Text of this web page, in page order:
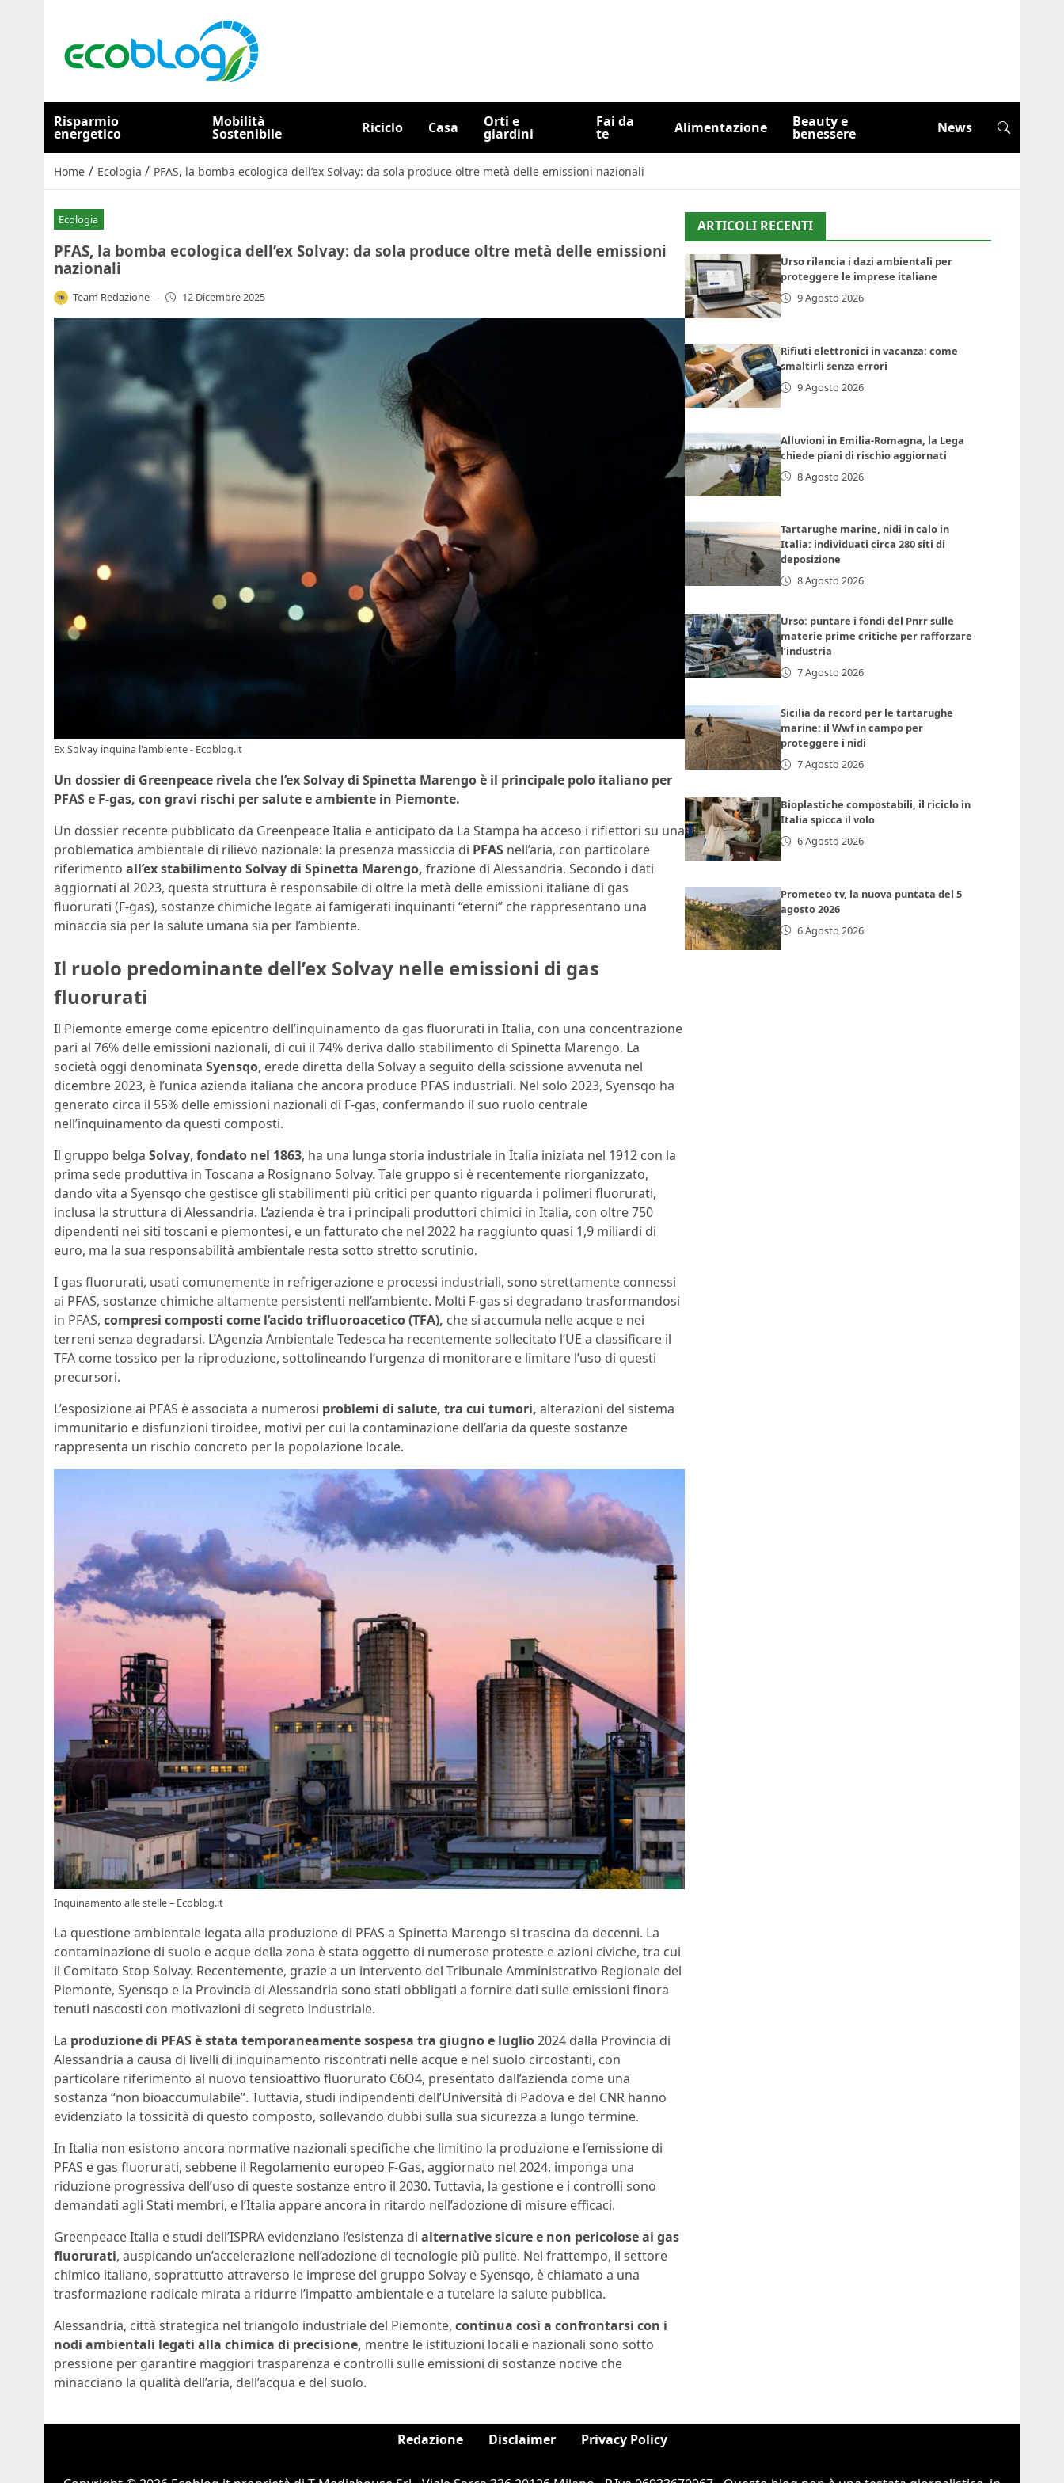
Risparmio
energetico
Mobilità
Sostenibile Riciclo Casa Orti e
giardini
Fai da
te Alimentazione Beauty e
benessere News
Home / Ecologia / PFAS, la bomba ecologica dell’ex Solvay: da sola produce oltre metà delle emissioni nazionali
Ecologia
PFAS, la bomba ecologica dell’ex Solvay: da sola produce oltre metà delle emissioni
nazionali
Team Redazione - 12 Dicembre 2025
Ex Solvay inquina l'ambiente - Ecoblog.it
Un dossier di Greenpeace rivela che l’ex Solvay di Spinetta Marengo è il principale polo italiano per
PFAS e F-gas, con gravi rischi per salute e ambiente in Piemonte.
Un dossier recente pubblicato da Greenpeace Italia e anticipato da La Stampa ha acceso i riflettori su una
problematica ambientale di rilievo nazionale: la presenza massiccia di PFAS nell’aria, con particolare
riferimento all’ex stabilimento Solvay di Spinetta Marengo, frazione di Alessandria. Secondo i dati
aggiornati al 2023, questa struttura è responsabile di oltre la metà delle emissioni italiane di gas
fluorurati (F-gas), sostanze chimiche legate ai famigerati inquinanti “eterni” che rappresentano una
minaccia sia per la salute umana sia per l’ambiente.
Il ruolo predominante dell’ex Solvay nelle emissioni di gas
fluorurati
Il Piemonte emerge come epicentro dell’inquinamento da gas fluorurati in Italia, con una concentrazione
pari al 76% delle emissioni nazionali, di cui il 74% deriva dallo stabilimento di Spinetta Marengo. La
società oggi denominata Syensqo, erede diretta della Solvay a seguito della scissione avvenuta nel
dicembre 2023, è l’unica azienda italiana che ancora produce PFAS industriali. Nel solo 2023, Syensqo ha
generato circa il 55% delle emissioni nazionali di F-gas, confermando il suo ruolo centrale
nell’inquinamento da questi composti.
Il gruppo belga Solvay, fondato nel 1863, ha una lunga storia industriale in Italia iniziata nel 1912 con la
prima sede produttiva in Toscana a Rosignano Solvay. Tale gruppo si è recentemente riorganizzato,
dando vita a Syensqo che gestisce gli stabilimenti più critici per quanto riguarda i polimeri fluorurati,
inclusa la struttura di Alessandria. L’azienda è tra i principali produttori chimici in Italia, con oltre 750
dipendenti nei siti toscani e piemontesi, e un fatturato che nel 2022 ha raggiunto quasi 1,9 miliardi di
euro, ma la sua responsabilità ambientale resta sotto stretto scrutinio.
I gas fluorurati, usati comunemente in refrigerazione e processi industriali, sono strettamente connessi
ai PFAS, sostanze chimiche altamente persistenti nell’ambiente. Molti F-gas si degradano trasformandosi
in PFAS, compresi composti come l’acido trifluoroacetico (TFA), che si accumula nelle acque e nei
terreni senza degradarsi. L’Agenzia Ambientale Tedesca ha recentemente sollecitato l’UE a classificare il
TFA come tossico per la riproduzione, sottolineando l’urgenza di monitorare e limitare l’uso di questi
precursori.
L’esposizione ai PFAS è associata a numerosi problemi di salute, tra cui tumori, alterazioni del sistema
immunitario e disfunzioni tiroidee, motivi per cui la contaminazione dell’aria da queste sostanze
rappresenta un rischio concreto per la popolazione locale.
Inquinamento alle stelle – Ecoblog.it
La questione ambientale legata alla produzione di PFAS a Spinetta Marengo si trascina da decenni. La
contaminazione di suolo e acque della zona è stata oggetto di numerose proteste e azioni civiche, tra cui
il Comitato Stop Solvay. Recentemente, grazie a un intervento del Tribunale Amministrativo Regionale del
Piemonte, Syensqo e la Provincia di Alessandria sono stati obbligati a fornire dati sulle emissioni finora
tenuti nascosti con motivazioni di segreto industriale.
La produzione di PFAS è stata temporaneamente sospesa tra giugno e luglio2024 dalla Provincia di
Alessandria a causa di livelli di inquinamento riscontrati nelle acque e nel suolo circostanti, con
particolare riferimento al nuovo tensioattivo fluorurato C6O4, presentato dall’azienda come una
sostanza “non bioaccumulabile”. Tuttavia, studi indipendenti dell’Università di Padova e del CNR hanno
evidenziato la tossicità di questo composto, sollevando dubbi sulla sua sicurezza a lungo termine.
In Italia non esistono ancora normative nazionali specifiche che limitino la produzione e l’emissione di
PFAS e gas fluorurati, sebbene il Regolamento europeo F-Gas, aggiornato nel 2024, imponga una
riduzione progressiva dell’uso di queste sostanze entro il 2030. Tuttavia, la gestione e i controlli sono
demandati agli Stati membri, e l’Italia appare ancora in ritardo nell’adozione di misure efficaci.
Greenpeace Italia e studi dell’ISPRA evidenziano l’esistenza di alternative sicure e non pericolose ai gas
fluorurati, auspicando un’accelerazione nell’adozione di tecnologie più pulite. Nel frattempo, il settore
chimico italiano, soprattutto attraverso le imprese del gruppo Solvay e Syensqo, è chiamato a una
trasformazione radicale mirata a ridurre l’impatto ambientale e a tutelare la salute pubblica.
Alessandria, città strategica nel triangolo industriale del Piemonte, continua così a confrontarsi con i
nodi ambientali legati alla chimica di precisione, mentre le istituzioni locali e nazionali sono sotto
pressione per garantire maggiori trasparenza e controlli sulle emissioni di sostanze nocive che
minacciano la qualità dell’aria, dell’acqua e del suolo.
ARTICOLI RECENTI
Urso rilancia i dazi ambientali per
proteggere le imprese italiane
9 Agosto 2026
Rifiuti elettronici in vacanza: come
smaltirli senza errori
9 Agosto 2026
Alluvioni in Emilia-Romagna, la Lega
chiede piani di rischio aggiornati
8 Agosto 2026
Tartarughe marine, nidi in calo in
Italia: individuati circa 280 siti di
deposizione
8 Agosto 2026
Urso: puntare i fondi del Pnrr sulle
materie prime critiche per rafforzare
l’industria
7 Agosto 2026
Sicilia da record per le tartarughe
marine: il Wwf in campo per
proteggere i nidi
7 Agosto 2026
Bioplastiche compostabili, il riciclo in
Italia spicca il volo
6 Agosto 2026
Prometeo tv, la nuova puntata del 5
agosto 2026
6 Agosto 2026
Redazione Disclaimer Privacy Policy